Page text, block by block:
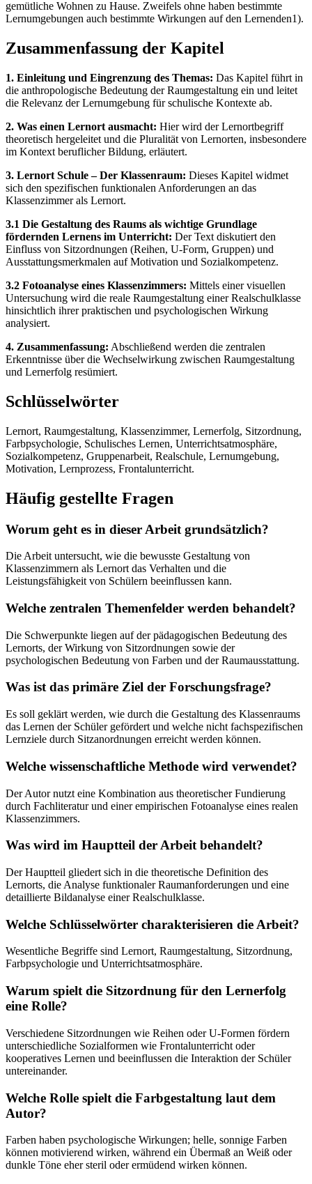
gemütliche Wohnen zu Hause. Zweifels ohne haben bestimmte
Lernumgebungen auch bestimmte Wirkungen auf den Lernenden1).
Zusammenfassung der Kapitel
1. Einleitung und Eingrenzung des Themas: Das Kapitel führt in
die anthropologische Bedeutung der Raumgestaltung ein und leitet
die Relevanz der Lernumgebung für schulische Kontexte ab.
2. Was einen Lernort ausmacht: Hier wird der Lernortbegriff
theoretisch hergeleitet und die Pluralität von Lernorten, insbesondere
im Kontext beruflicher Bildung, erläutert.
3. Lernort Schule – Der Klassenraum: Dieses Kapitel widmet
sich den spezifischen funktionalen Anforderungen an das
Klassenzimmer als Lernort.
3.1 Die Gestaltung des Raums als wichtige Grundlage
fördernden Lernens im Unterricht: Der Text diskutiert den
Einfluss von Sitzordnungen (Reihen, U-Form, Gruppen) und
Ausstattungsmerkmalen auf Motivation und Sozialkompetenz.
3.2 Fotoanalyse eines Klassenzimmers: Mittels einer visuellen
Untersuchung wird die reale Raumgestaltung einer Realschulklasse
hinsichtlich ihrer praktischen und psychologischen Wirkung
analysiert.
4. Zusammenfassung: Abschließend werden die zentralen
Erkenntnisse über die Wechselwirkung zwischen Raumgestaltung
und Lernerfolg resümiert.
Schlüsselwörter
Lernort, Raumgestaltung, Klassenzimmer, Lernerfolg, Sitzordnung,
Farbpsychologie, Schulisches Lernen, Unterrichtsatmosphäre,
Sozialkompetenz, Gruppenarbeit, Realschule, Lernumgebung,
Motivation, Lernprozess, Frontalunterricht.
Häufig gestellte Fragen
Worum geht es in dieser Arbeit grundsätzlich?
Die Arbeit untersucht, wie die bewusste Gestaltung von
Klassenzimmern als Lernort das Verhalten und die
Leistungsfähigkeit von Schülern beeinflussen kann.
Welche zentralen Themenfelder werden behandelt?
Die Schwerpunkte liegen auf der pädagogischen Bedeutung des
Lernorts, der Wirkung von Sitzordnungen sowie der
psychologischen Bedeutung von Farben und der Raumausstattung.
Was ist das primäre Ziel der Forschungsfrage?
Es soll geklärt werden, wie durch die Gestaltung des Klassenraums
das Lernen der Schüler gefördert und welche nicht fachspezifischen
Lernziele durch Sitzanordnungen erreicht werden können.
Welche wissenschaftliche Methode wird verwendet?
Der Autor nutzt eine Kombination aus theoretischer Fundierung
durch Fachliteratur und einer empirischen Fotoanalyse eines realen
Klassenzimmers.
Was wird im Hauptteil der Arbeit behandelt?
Der Hauptteil gliedert sich in die theoretische Definition des
Lernorts, die Analyse funktionaler Raumanforderungen und eine
detaillierte Bildanalyse einer Realschulklasse.
Welche Schlüsselwörter charakterisieren die Arbeit?
Wesentliche Begriffe sind Lernort, Raumgestaltung, Sitzordnung,
Farbpsychologie und Unterrichtsatmosphäre.
Warum spielt die Sitzordnung für den Lernerfolg
eine Rolle?
Verschiedene Sitzordnungen wie Reihen oder U-Formen fördern
unterschiedliche Sozialformen wie Frontalunterricht oder
kooperatives Lernen und beeinflussen die Interaktion der Schüler
untereinander.
Welche Rolle spielt die Farbgestaltung laut dem
Autor?
Farben haben psychologische Wirkungen; helle, sonnige Farben
können motivierend wirken, während ein Übermaß an Weiß oder
dunkle Töne eher steril oder ermüdend wirken können.